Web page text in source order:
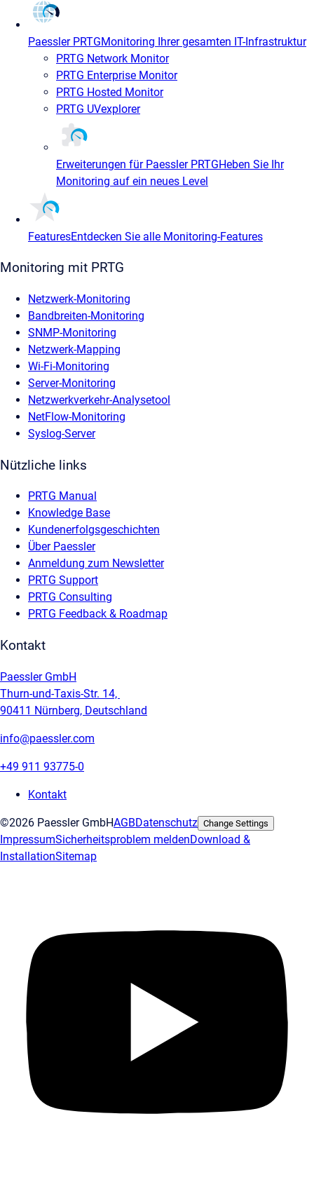
Paessler PRTGMonitoring Ihrer gesamten IT-Infrastruktur
PRTG Network Monitor
PRTG Enterprise Monitor
PRTG Hosted Monitor
PRTG UVexplorer
Erweiterungen für Paessler PRTGHeben Sie Ihr
Monitoring auf ein neues Level
FeaturesEntdecken Sie alle Monitoring-Features
Monitoring mit PRTG
Netzwerk-Monitoring
Bandbreiten-Monitoring
SNMP-Monitoring
Netzwerk-Mapping
Wi-Fi-Monitoring
Server-Monitoring
Netzwerkverkehr-Analysetool
NetFlow-Monitoring
Syslog-Server
Nützliche links
PRTG Manual
Knowledge Base
Kundenerfolgsgeschichten
Über Paessler
Anmeldung zum Newsletter
PRTG Support
PRTG Consulting
PRTG Feedback & Roadmap
Kontakt
Paessler GmbH
Thurn-und-Taxis-Str. 14,
90411 Nürnberg, Deutschland
info@paessler.com
+49 911 93775-0
Kontakt
©2026 Paessler GmbHAGBDatenschutz Change Settings
ImpressumSicherheitsproblem meldenDownload &
InstallationSitemap